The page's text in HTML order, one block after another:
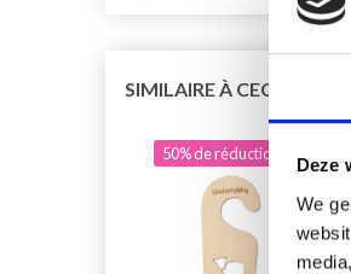
Deze
We
SIMILAIRE À CECI
50% de réduction